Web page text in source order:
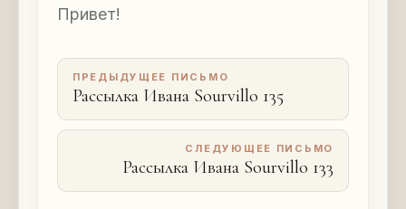
Привет!
ПРЕДЫДУЩЕЕ ПИСЬМО
Рассылка Ивана Sourvillo 135
СЛЕДУЮЩЕЕ ПИСЬМО
Рассылка Ивана Sourvillo 133